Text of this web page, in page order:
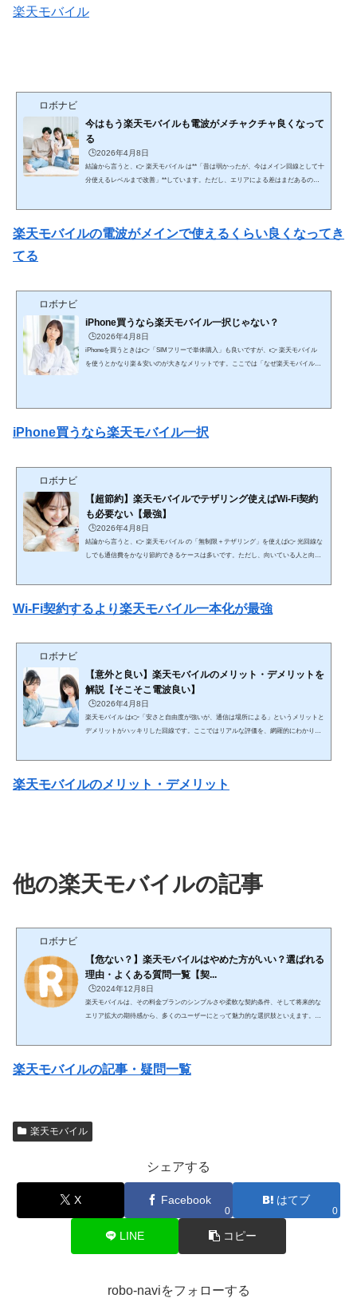
楽天モバイル
ロボナビ
今はもう楽天モバイルも電波がメチャクチャ良くなって
る
🕒️2026年4月8日
結論から言うと、👉 楽天モバイル は**「昔は弱かったが、今はメイン回線として十
分使えるレベルまで改善」**しています。ただし、エリアによる差はまだあるのが
の時期は👉 「サブ回線向け」と言われるレベル🔄 ② なぜ改善したのか（重要）■
楽天モバイルの電波がメインで使えるくらい良くなってき
てる
ロボナビ
iPhone買うなら楽天モバイル一択じゃない？
🕒️2026年4月8日
iPhoneを買うときは👉「SIMフリーで単体購入」も良いですが、👉 楽天モバイル
を使うとかなり楽＆安いのが大きなメリットです。ここでは「なぜ楽天モバイルで
べ...
iPhone買うなら楽天モバイル一択
ロボナビ
【超節約】楽天モバイルでテザリング使えばWi-Fi契約
も必要ない【最強】
🕒️2026年4月8日
結論から言うと、👉 楽天モバイル の「無制限＋テザリング」を使えば👉 光回線な
しでも通信費をかなり節約できるケースは多いです。ただし、向いている人と向い
回線＋スマホ（一般的） 光回線：4,000〜6,000円 スマホ：3,000〜8,000円👉 合計：
Wi-Fi契約するより楽天モバイル一本化が最強
ロボナビ
【意外と良い】楽天モバイルのメリット・デメリットを
解説【そこそこ電波良い】
🕒️2026年4月8日
楽天モバイル は👉「安さと自由度が強いが、通信は場所による」というメリットと
デメリットがハッキリした回線です。ここではリアルな評価を、網羅的にわかりや
楽天モバイルのメリット・デメリット
他の楽天モバイルの記事
ロボナビ
【危ない？】楽天モバイルはやめた方がいい？選ばれる
理由・よくある質問一覧【契...
🕒️2024年12月8日
楽天モバイルは、その料金プランのシンプルさや柔軟な契約条件、そして将来的な
エリア拡大の期待感から、多くのユーザーにとって魅力的な選択肢といえます。以
電波が充分良くなってきてて結構いい1. 分かりやすい料金プラン楽天モバイルの料
楽天モバイルの記事・疑問一覧
楽天モバイル
シェアする
X Facebook
0
はてブ
0
LINE コピー
robo-naviをフォローする